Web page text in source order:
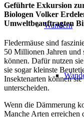
Wandern
Geführte Exkursion
Biologen Volker
Umweltbeauftragten
Fledermäuse sind
50 Millionen Jahren und
können. Dafür nutzen
sie sogar kleinste
Insektenarten können
unterscheiden.
Wenn die Dämmerung
Manche Arten erreichen